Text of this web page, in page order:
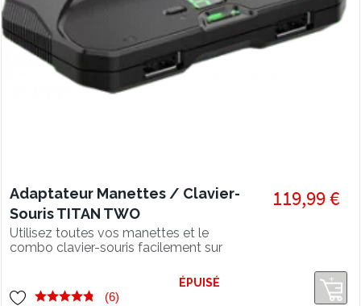
Adaptateur Manettes / Clavier-
Souris TITAN TWO
Utilisez toutes vos manettes et le
combo clavier-souris facilement sur
119,99 €
(6)
ÉPUISÉ